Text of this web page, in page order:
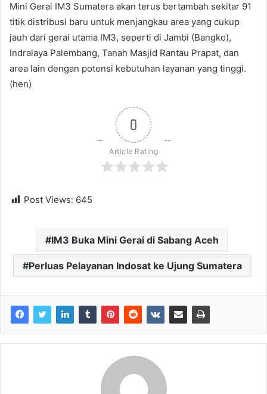
Mini Gerai IM3 Sumatera akan terus bertambah sekitar 91
titik distribusi baru untuk menjangkau area yang cukup
jauh dari gerai utama IM3, seperti di Jambi (Bangko),
Indralaya Palembang, Tanah Masjid Rantau Prapat, dan
area lain dengan potensi kebutuhan layanan yang tinggi.
(hen)
0
Article Rating
Post Views: 645
IM3 Buka Mini Gerai di Sabang Aceh
Perluas Pelayanan Indosat ke Ujung Sumatera